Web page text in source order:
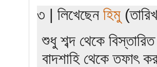
৩ | লিখেছেন হিমু
শুধু শব্দ থেকে
বাদশাহি থেকে তফাৎ